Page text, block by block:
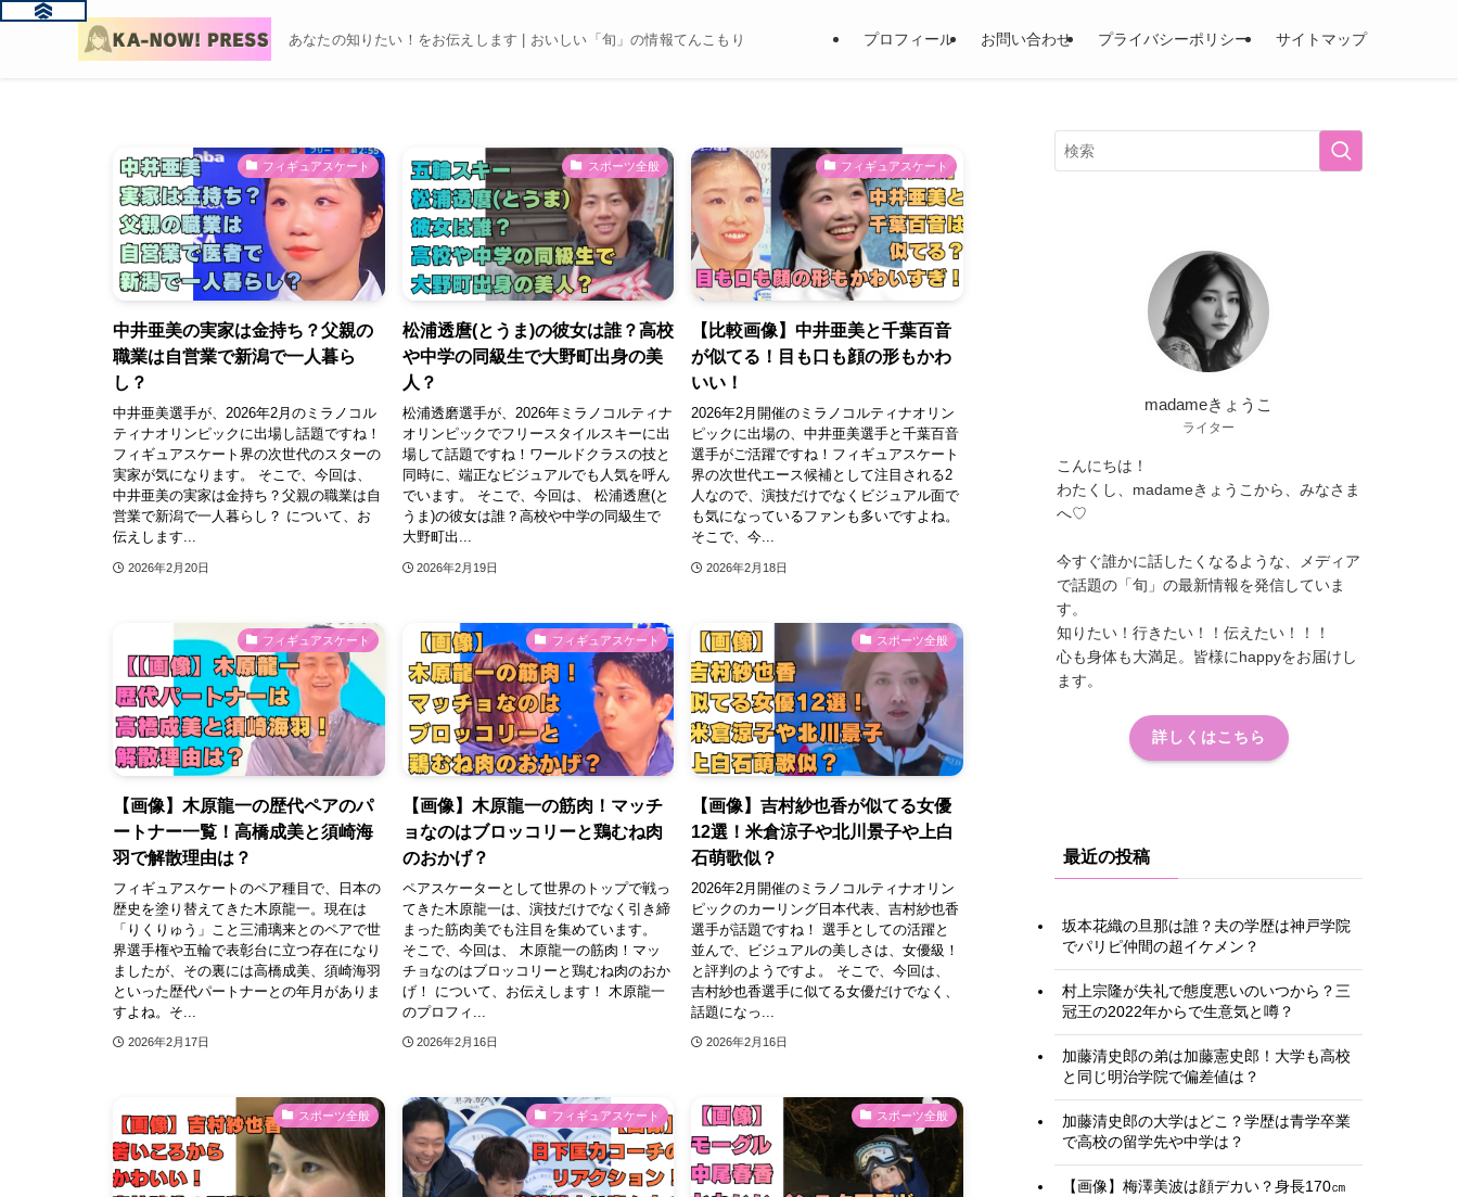
あなたの知りたい！をお伝えします | おいしい「旬」の情報てんこもり プロフィール お問い合わせ プライバシーポリシー サイトマップ
フィギュアスケート
中井亜美の実家は金持ち？父親の
職業は自営業で新潟で一人暮ら
し？
中井亜美選手が、2026年2月のミラノコル
ティナオリンピックに出場し話題ですね！
フィギュアスケート界の次世代のスターの
実家が気になります。 そこで、今回は、
中井亜美の実家は金持ち？父親の職業は自
営業で新潟で一人暮らし？ について、お
伝えします...
2026年2月20日
スポーツ全般
松浦透麿(とうま)の彼女は誰？高校
や中学の同級生で大野町出身の美
人？
松浦透磨選手が、2026年ミラノコルティナ
オリンピックでフリースタイルスキーに出
場して話題ですね！ワールドクラスの技と
同時に、端正なビジュアルでも人気を呼ん
でいます。 そこで、今回は、 松浦透麿(と
うま)の彼女は誰？高校や中学の同級生で
大野町出...
2026年2月19日
フィギュアスケート
【比較画像】中井亜美と千葉百音
が似てる！目も口も顔の形もかわ
いい！
2026年2月開催のミラノコルティナオリン
ピックに出場の、中井亜美選手と千葉百音
選手がご活躍ですね！フィギュアスケート
界の次世代エース候補として注目される2
人なので、演技だけでなくビジュアル面で
も気になっているファンも多いですよね。
そこで、今...
2026年2月18日
フィギュアスケート
【画像】木原龍一の歴代ペアのパ
ートナー一覧！高橋成美と須崎海
羽で解散理由は？
フィギュアスケートのペア種目で、日本の
歴史を塗り替えてきた木原龍一。現在は
「りくりゅう」こと三浦璃来とのペアで世
界選手権や五輪で表彰台に立つ存在になり
ましたが、その裏には高橋成美、須崎海羽
といった歴代パートナーとの年月がありま
すよね。そ...
2026年2月17日
フィギュアスケート
【画像】木原龍一の筋肉！マッチ
ョなのはブロッコリーと鶏むね肉
のおかげ？
ペアスケーターとして世界のトップで戦っ
てきた木原龍一は、演技だけでなく引き締
まった筋肉美でも注目を集めています。 ​
そこで、今回は、 木原龍一の筋肉！マッ
チョなのはブロッコリーと鶏むね肉のおか
げ！ について、お伝えします！ 木原龍一
のプロフィ...
2026年2月16日
スポーツ全般
【画像】吉村紗也香が似てる女優
12選！米倉涼子や北川景子や上白
石萌歌似？
2026年2月開催のミラノコルティナオリン
ピックのカーリング日本代表、吉村紗也香
選手が話題ですね！ 選手としての活躍と
並んで、ビジュアルの美しさは、女優級！
と評判のようですよ。 そこで、今回は、
吉村紗也香選手に似てる女優だけでなく、
話題になっ...
2026年2月16日
スポーツ全般 フィギュアスケート スポーツ全般
madameきょうこ
ライター
こんにちは！
わたくし、madameきょうこから、みなさま
へ♡
今すぐ誰かに話したくなるような、メディア
で話題の「旬」の最新情報を発信していま
す。
知りたい！行きたい！！伝えたい！！！
心も身体も大満足。皆様にhappyをお届けし
ます。
詳しくはこちら
最近の投稿
坂本花織の旦那は誰？夫の学歴は神戸学院
でパリピ仲間の超イケメン？
村上宗隆が失礼で態度悪いのいつから？三
冠王の2022年からで生意気と噂？
加藤清史郎の弟は加藤憲史郎！大学も高校
と同じ明治学院で偏差値は？
加藤清史郎の大学はどこ？学歴は青学卒業
で高校の留学先や中学は？
【画像】梅澤美波は顔デカい？身長170㎝